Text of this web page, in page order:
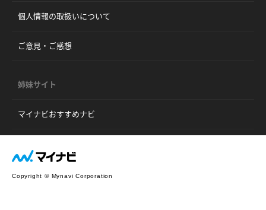
個人情報の取扱いについて
ご意見・ご感想
姉妹サイト
マイナビおすすめナビ
Copyright © Mynavi Corporation